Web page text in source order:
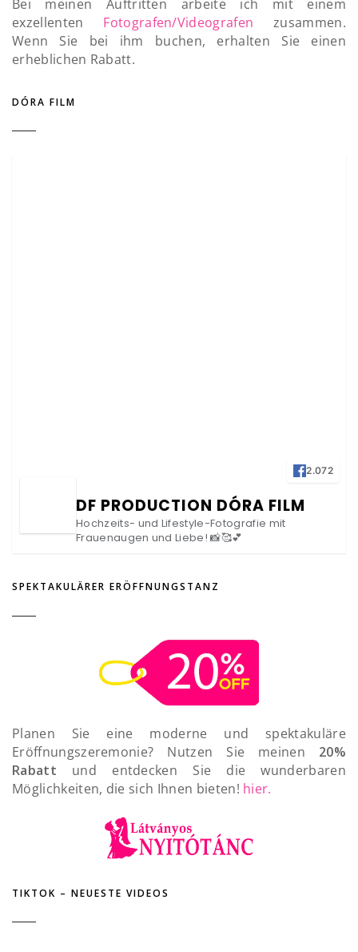
Bei meinen Auftritten arbeite ich mit einem
exzellenten Fotografen/Videografen zusammen.
Wenn Sie bei ihm buchen, erhalten Sie einen
erheblichen Rabatt.
DÓRA FILM
2.072
DF PRODUCTION DÓRA FILM
Hochzeits- und Lifestyle-Fotografie mit
Frauenaugen und Liebe! 📸🥰💕
SPEKTAKULÄRER ERÖFFNUNGSTANZ
Planen Sie eine moderne und spektakuläre
Eröffnungszeremonie? Nutzen Sie meinen 20%
Rabatt und entdecken Sie die wunderbaren
Möglichkeiten, die sich Ihnen bieten! hier.
TIKTOK – NEUESTE VIDEOS